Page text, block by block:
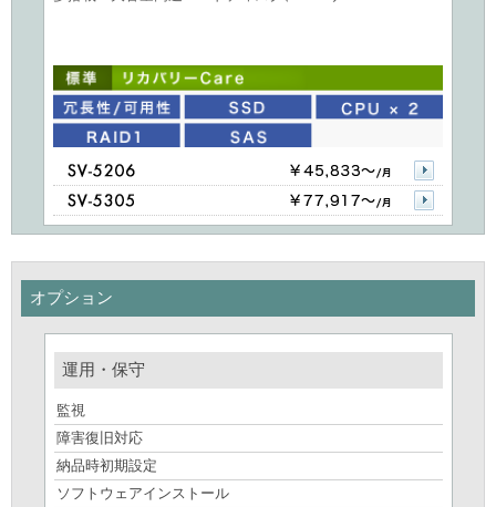
オプション
運用・保守
監視
障害復旧対応
納品時初期設定
ソフトウェアインストール